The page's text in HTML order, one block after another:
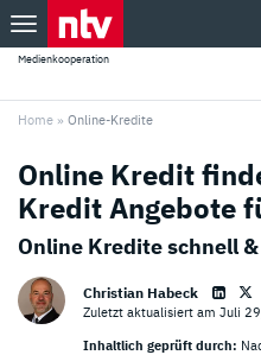
Medienkooperation
Home » Online-Kredite
Online Kredit
Kredit Angebote
Online Kredite schnell
Christian Habeck
Zuletzt aktualisiert am Juli
Inhaltlich geprüft durch: